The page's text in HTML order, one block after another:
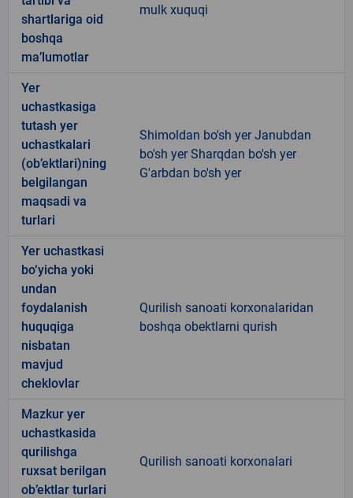
shartlariga oid
boshqa
ma’lumotlar
mulk xuquqi
Yer
uchastkasiga
tutash yer
uchastkalari
(ob’ektlari)ning
belgilangan
maqsadi va
turlari
Shimoldan bo'sh yer Janubdan
bo'sh yer Sharqdan bo'sh yer
G'arbdan bo'sh yer
Yer uchastkasi
bo‘yicha yoki
undan
foydalanish
huquqiga
nisbatan
mavjud
cheklovlar
Qurilish sanoati korxonalaridan
boshqa obektlarni qurish
Mazkur yer
uchastkasida
qurilishga
ruxsat berilgan
ob’ektlar turlari
Qurilish sanoati korxonalari